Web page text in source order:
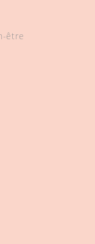
être